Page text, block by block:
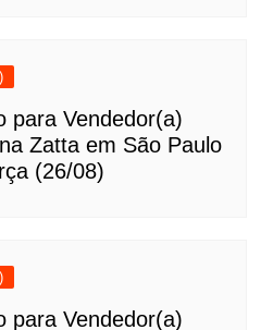
para Vendedor(a)
Zatta em São Paulo
(26/08)
para Vendedor(a)